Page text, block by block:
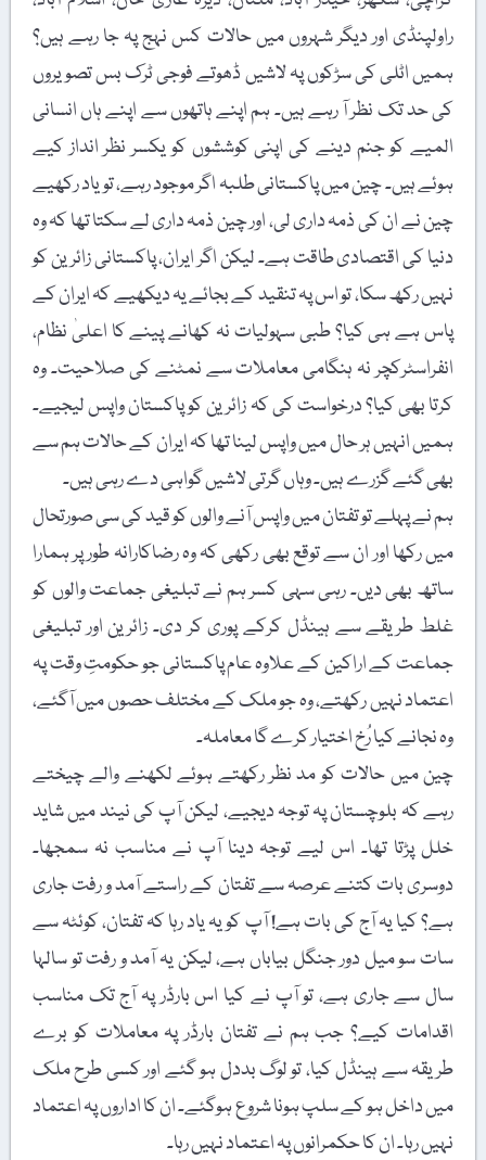
راولپنڈی اور دیگر شہروں میں حالات کس نہج پہ جا رہے ہیں؟
ہمیں اٹلی کی سڑکوں پہ لاشیں ڈھوتے فوجی ٹرک بس تصویروں
کی حد تک نظر آ رہے ہیں۔ ہم اپنے ہاتھوں سے اپنے ہاں انسانی
المیے کو جنم دینے کی اپنی کوششوں کو یکسر نظر انداز کیے
ہوئے ہیں۔ چین میں پاکستانی طلبہ اگر موجود رہے، تو یاد رکھیے
چین نے ان کی ذمہ داری لی، اور چین ذمہ داری لے سکتا تھا کہ وہ
دنیا کی اقتصادی طاقت ہے۔ لیکن اگر ایران، پاکستانی زائرین کو
نہیں رکھ سکا، تو اس پہ تنقید کے بجائے یہ دیکھیے کہ ایران کے
پاس ہے ہی کیا؟ طبی سہولیات نہ کھانے پینے کا اعلیٰ نظام،
انفراسٹرکچر نہ ہنگامی معاملات سے نمٹنے کی صلاحیت۔ وہ
کرتا بھی کیا؟ درخواست کی کہ زائرین کو پاکستان واپس لیجیے۔
ہمیں انہیں ہر حال میں واپس لینا تھا کہ ایران کے حالات ہم سے
بھی گئے گزرے ہیں۔ وہاں گرتی لاشیں گواہی دے رہی ہیں۔
ہم نے پہلے تو تفتان میں واپس آنے والوں کو قید کی سی صورتحال
میں رکھا اور ان سے توقع بھی رکھی کہ وہ رضاکارانہ طور پر ہمارا
ساتھ بھی دیں۔ رہی سہی کسر ہم نے تبلیغی جماعت والوں کو
غلط طریقے سے ہینڈل کرکے پوری کر دی۔ زائرین اور تبلیغی
جماعت کے اراکین کے علاوہ عام پاکستانی جو حکومتِ وقت پہ
اعتماد نہیں رکھتے، وہ جو ملک کے مختلف حصوں میں آگئے،
وہ نجانے کیا رُخ اختیار کرے گا معاملہ۔
چین میں حالات کو مد نظر رکھتے ہوئے لکھنے والے چیختے
رہے کہ بلوچستان پہ توجہ دیجیے، لیکن آپ کی نیند میں شاید
خلل پڑتا تھا۔ اس لیے توجہ دینا آپ نے مناسب نہ سمجھا۔
دوسری بات کتنے عرصہ سے تفتان کے راستے آمد و رفت جاری
ہے؟ کیا یہ آج کی بات ہے! آپ کو یہ یاد رہا کہ تفتان، کوئٹہ سے
سات سو میل دور جنگل بیاباں ہے، لیکن یہ آمد و رفت تو سالہا
سال سے جاری ہے، تو آپ نے کیا اس بارڈر پہ آج تک مناسب
اقدامات کیے؟ جب ہم نے تفتان بارڈر پہ معاملات کو برے
طریقہ سے ہینڈل کیا، تو لوگ بددل ہو گئے اور کسی طرح ملک
میں داخل ہو کے سلپ ہونا شروع ہوگئے۔ ان کا اداروں پہ اعتماد
نہیں رہا۔ ان کا حکمرانوں پہ اعتماد نہیں رہا۔